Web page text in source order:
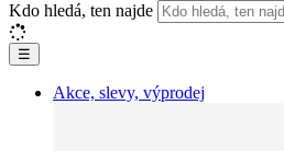
Kdo hledá, ten najde
☰
Akce, slevy, výprodej